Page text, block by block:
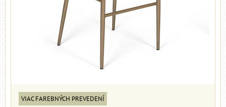
VIAC FAREBNÝCH PREVEDENÍ